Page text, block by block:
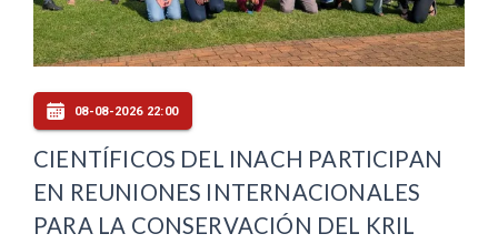
08-08-2026 22:00
CIENTÍFICOS DEL INACH PARTICIPAN
EN REUNIONES INTERNACIONALES
PARA LA CONSERVACIÓN DEL KRIL